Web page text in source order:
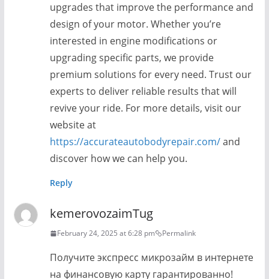
upgrades that improve the performance and
design of your motor. Whether you’re
interested in engine modifications or
upgrading specific parts, we provide
premium solutions for every need. Trust our
experts to deliver reliable results that will
revive your ride. For more details, visit our
website at
https://accurateautobodyrepair.com/and
discover how we can help you.
Reply
kemerovozaimTug
February 24, 2025 at 6:28 pm Permalink
Получите экспресс микрозайм в интернете
на финансовую карту гарантированно!